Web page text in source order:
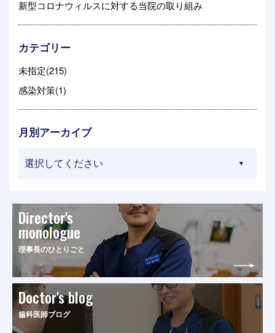
新型コロナウィルスに対する当院の取り組み
カテゴリー
未指定(215)
感染対策(1)
月別アーカイブ
Director's
monologue
理事長のひとりごと
Doctor's blog
歯科医師ブログ